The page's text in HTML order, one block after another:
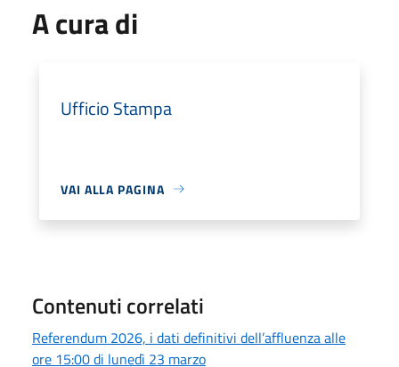
A cura di
Ufficio Stampa
VAI ALLA PAGINA
Contenuti correlati
Referendum 2026, i dati definitivi dell’affluenza alle
ore 15:00 di lunedì 23 marzo